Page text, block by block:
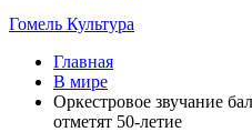
Гомель Культура
Главная
В мире
Оркестровое звучание
отметят 50-летие